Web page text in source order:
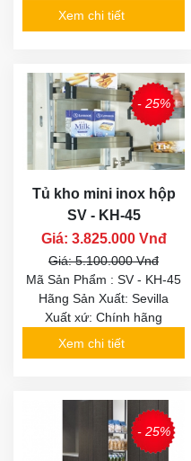
Xem chi tiết
- 25%
Tủ kho mini inox hộp
SV - KH-45
Giá: 3.825.000 Vnđ
Giá: 5.100.000 Vnđ
Mã Sản Phẩm : SV - KH-45
Hãng Sản Xuất: Sevilla
Xuất xứ: Chính hãng
Xem chi tiết
- 25%